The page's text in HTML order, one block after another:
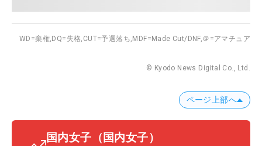
WD=棄権, DQ=失格, CUT=予選落ち, MDF=Made Cut/DNF,＠=アマチュア
© Kyodo News Digital Co., Ltd.
ページ上部へ
国内女子 （国内女子）